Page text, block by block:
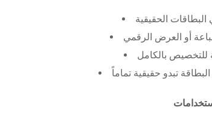
الحقيقية
أو العرض الرقمي
للتخصيص بالكامل
تبدو حقيقية تماماً